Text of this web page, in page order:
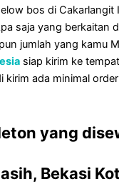
bos di Cakarlangit
saja yang berkaitan
jumlah yang kamu
siap kirim ke
kirim ada minimal
yang
Bekasi